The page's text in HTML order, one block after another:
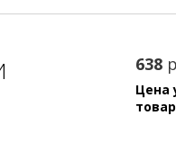
638
Цена